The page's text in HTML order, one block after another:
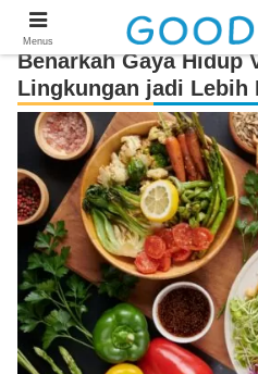
Benarkah Gaya Hidup
Lingkungan jadi Lebih
Menus